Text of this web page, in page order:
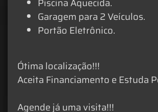
Piscina Aquecida.
Garagem para 2 Veículos.
Portão Eletrônico.
Ótima localização!!!
Aceita Financiamento e Estuda
Agende já uma visita!!!